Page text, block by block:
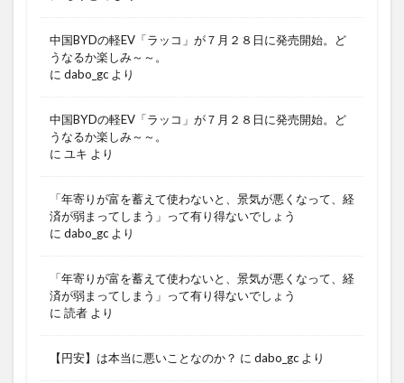
中国BYDの軽EV「ラッコ」が７月２８日に発売開始。ど
うなるか楽しみ～～。
に dabo_gc より
中国BYDの軽EV「ラッコ」が７月２８日に発売開始。ど
うなるか楽しみ～～。
に ユキ より
「年寄りが富を蓄えて使わないと、景気が悪くなって、経
済が弱まってしまう」って有り得ないでしょう
に dabo_gc より
「年寄りが富を蓄えて使わないと、景気が悪くなって、経
済が弱まってしまう」って有り得ないでしょう
に 読者 より
【円安】は本当に悪いことなのか？ に dabo_gc より